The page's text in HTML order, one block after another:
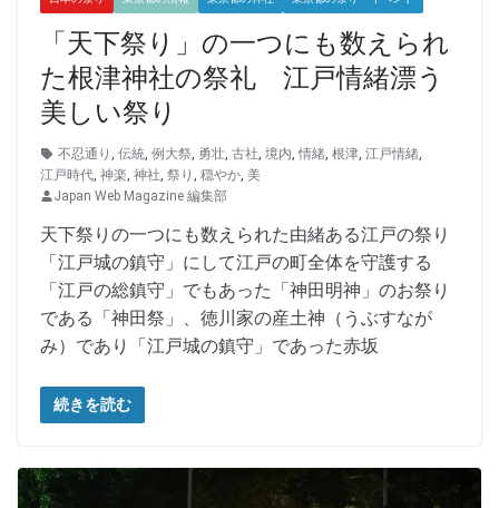
「天下祭り」の一つにも数えられ
た根津神社の祭礼 江戸情緒漂う
美しい祭り
不忍通り 伝統 例大祭 勇壮 古社 境内 情緒 根津 江戸情緒
江戸時代 神楽 神社 祭り 穏やか 美
Japan Web Magazine 編集部
天下祭りの一つにも数えられた由緒ある江戸の祭り
「江戸城の鎮守」にして江戸の町全体を守護する
「江戸の総鎮守」でもあった「神田明神」のお祭り
である「神田祭」、徳川家の産土神（うぶすなが
み）であり「江戸城の鎮守」であった赤坂
続きを読む